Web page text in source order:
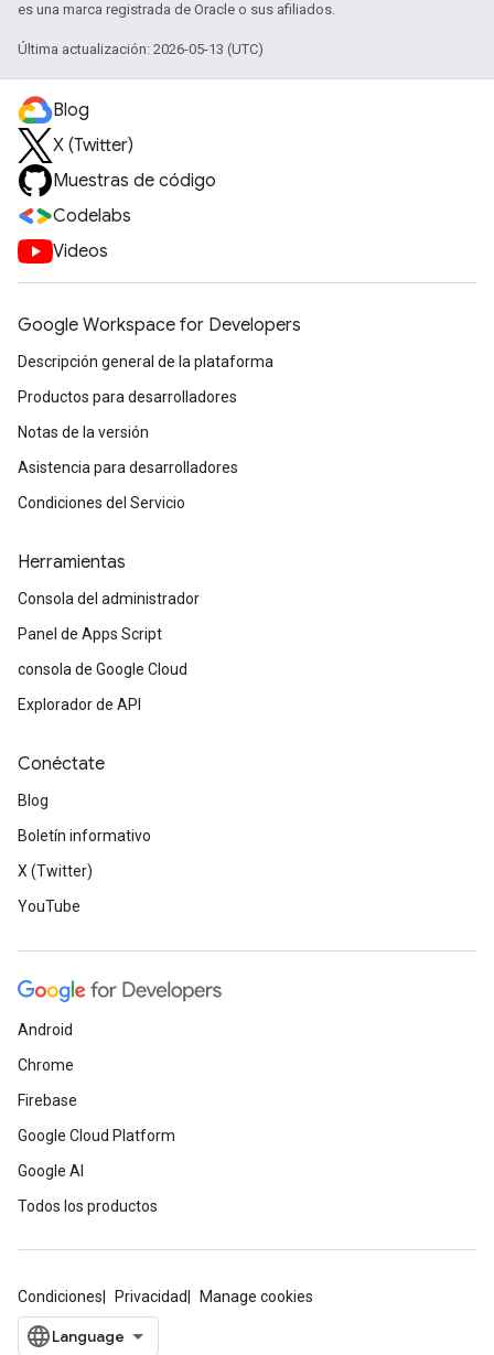
es una marca registrada de Oracle o sus afiliados.
Última actualización: 2026-05-13 (UTC)
Blog
X (Twitter)
Muestras de código
Codelabs
Videos
Google Workspace for Developers
Descripción general de la plataforma
Productos para desarrolladores
Notas de la versión
Asistencia para desarrolladores
Condiciones del Servicio
Herramientas
Consola del administrador
Panel de Apps Script
consola de Google Cloud
Explorador de API
Conéctate
Blog
Boletín informativo
X (Twitter)
YouTube
Android
Chrome
Firebase
Google Cloud Platform
Google AI
Todos los productos
Condiciones Privacidad Manage cookies